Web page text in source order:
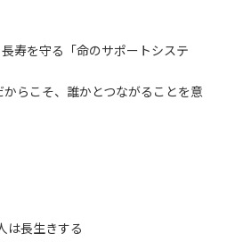
寿を守る「命のサポートシステ
らこそ、誰かとつながることを意
は長生きする